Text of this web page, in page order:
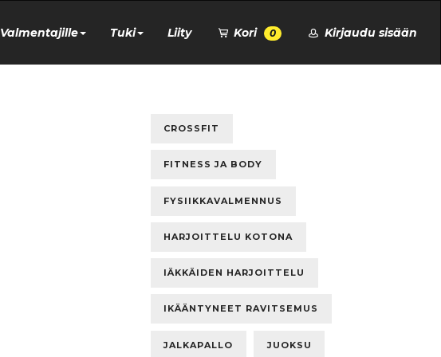
Valmentajille Tuki Liity Kori 0 Kirjaudu sisään
CROSSFIT
FITNESS JA BODY
FYSIIKKAVALMENNUS
HARJOITTELU KOTONA
IÄKKÄIDEN HARJOITTELU
IKÄÄNTYNEET RAVITSEMUS
JALKAPALLO JUOKSU